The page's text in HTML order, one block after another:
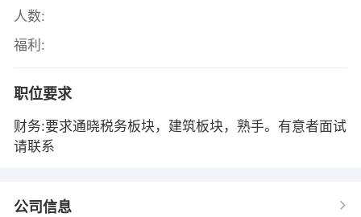
人数:
福利:
职位要求
财务:要求通晓税务板块，建筑板块，熟手。有意者面试
请联系
公司信息